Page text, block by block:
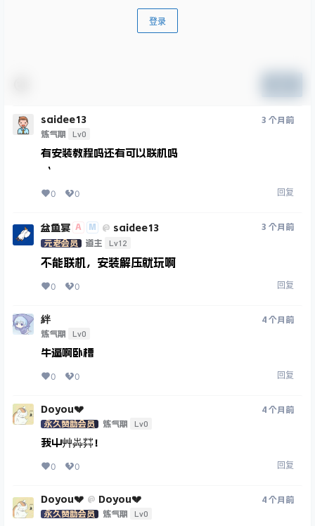
登录
saidee13
炼气期 Lv0
3 个月前
有安装教程吗还有可以联机吗
‘
0 0 回复
盆鱼宴 A M @ saidee13
元老会员 道主 Lv12
3 个月前
不能联机，安装解压就玩啊
0 0 回复
絆
炼气期 Lv0
4 个月前
牛逼啊卧槽
0 0 回复
Doyou💔
永久赞助会员 炼气期 Lv0
4 个月前
我屮艸芔茻！
0 0 回复
Doyou💔 @ Doyou💔
永久赞助会员 炼气期 Lv0
4 个月前